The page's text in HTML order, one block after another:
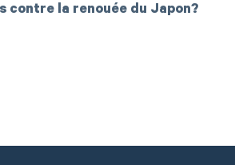
contre la renouée du Japon?